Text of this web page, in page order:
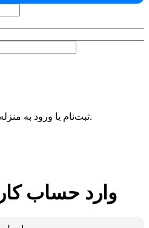
ثبت‌نام یا ورود بهاست.
وارد حساب